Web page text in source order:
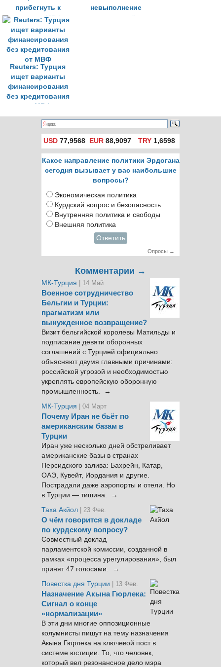
прибегнуть к
сделке с МВФ
невыполнение
рекомендаций по
Reuters: Турция
ищет варианты
финансирования
без кредитования
от МВФ
USD 77,9568 EUR 88,9097 TRY1,6598
Какое направление политики Эрдогана
сегодня вызывает у вас наибольшие
вопросы?
Экономическая политика
Курдский вопрос и безопасность
Внутренняя политика и свободы
Внешняя политика
Ответить
Опросы →
Комментарии →
МК-Турция | 14 Май
Военное сотрудничество
Бельгии и Турции:
прагматизм или
вынужденное возвращение?
Визит бельгийской королевы Матильды и
подписание девяти оборонных
соглашений с Турцией официально
объясняют двумя главными причинами:
российской угрозой и необходимостью
укреплять европейскую оборонную
промышленность. →
МК-Турция
| 04 Март
Почему Иран не бьёт по
американским базам в
Турции
Иран уже несколько дней обстреливает
американские базы в странах
Персидского залива: Бахрейн, Катар,
ОАЭ, Кувейт, Иордания и другие.
Пострадали даже аэропорты и отели. Но
в Турции — тишина. →
Таха Акйол | 23 Фев.
О чём говорится в докладе
по курдскому вопросу?
Совместный доклад
парламентской комиссии, созданной в
рамках «процесса урегулирования», был
принят 47 голосами. →
Повестка дня Турции
| 13 Фев.
Назначение Акына Гюрлека:
Сигнал о конце
«нормализации»
В эти дни многие оппозиционные
колумнисты пишут на тему назначения
Акына Гюрлека на ключевой пост в
системе юстиции. То, что человек,
который вел резонансное дело мэра